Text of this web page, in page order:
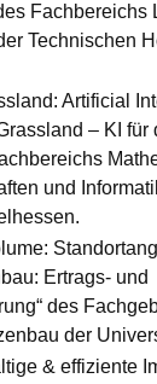
Fachbereichs
Technischen
Artificial
– KI für
und
Ertrags- und
“ des
der
& effiziente